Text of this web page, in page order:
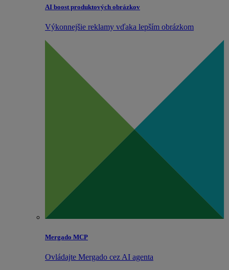
AI boost produktových obrázkov
Výkonnejšie reklamy vďaka lepším obrázkom
Mergado MCP
Ovládajte Mergado cez AI agenta